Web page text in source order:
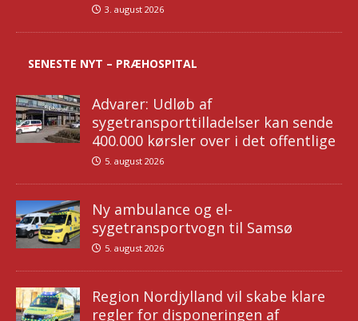
3. august 2026
SENESTE NYT – PRÆHOSPITAL
Advarer: Udløb af
sygetransporttilladelser kan sende
400.000 kørsler over i det offentlige
5. august 2026
Ny ambulance og el-
sygetransportvogn til Samsø
5. august 2026
Region Nordjylland vil skabe klare
regler for disponeringen af